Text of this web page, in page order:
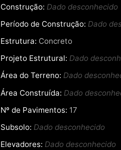
Construção: Dado desconhecido
Período de Construção: Dado
Estrutura: Concreto
Projeto Estrutural: Dado
Área do Terreno: Dado
Área Construída: Dado
Nº de Pavimentos: 17
Subsolo: Dado desconhecido
Elevadores: Dado desconhecido